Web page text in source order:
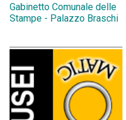
Gabinetto Comunale delle
Stampe - Palazzo Braschi